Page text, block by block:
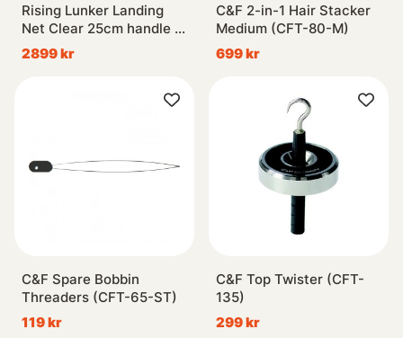
Rising Lunker Landing
Net Clear 25cm handle -
Stealth
2899 kr
C&F 2-in-1 Hair Stacker
Medium (CFT-80-M)
699 kr
C&F Spare Bobbin
Threaders (CFT-65-ST)
119 kr
C&F Top Twister (CFT-
135)
299 kr